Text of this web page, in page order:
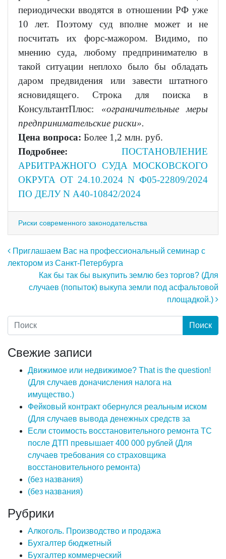
периодически вводятся в отношении РФ уже
10 лет. Поэтому суд вполне может и не
посчитать их форс-мажором. Видимо, по
мнению суда, любому предпринимателю в
такой ситуации неплохо было бы обладать
даром предвидения или завести штатного
ясновидящего. Строка для поиска в
КонсультантПлюс: «ограничительные меры
предпринимательские риски».
Цена вопроса: Более 1,2 млн. руб.
Подробнее: ПОСТАНОВЛЕНИЕ
АРБИТРАЖНОГО СУДА МОСКОВСКОГО
ОКРУГА ОТ 24.10.2024 N Ф05-22809/2024
ПО ДЕЛУ N А40-10842/2024
Риски современного законодательства
Навигация по записям
Приглашаем Вас на профессиональный семинар с
лектором из Санкт-Петербурга
Как бы так бы выкупить землю без торгов? (Для
случаев (попыток) выкупа земли под асфальтовой
площадкой.)
Свежие записи
Движимое или недвижимое? That is the question!
(Для случаев доначисления налога на
имущество.)
Фейковый контракт обернулся реальным иском
(Для случаев вывода денежных средств за
Если стоимость восстановительного ремонта ТС
после ДТП превышает 400 000 рублей (Для
случаев требования со страховщика
восстановительного ремонта)
(без названия)
(без названия)
Рубрики
Алкоголь. Производство и продажа
Бухгалтер бюджетный
Бухгалтер коммерческий